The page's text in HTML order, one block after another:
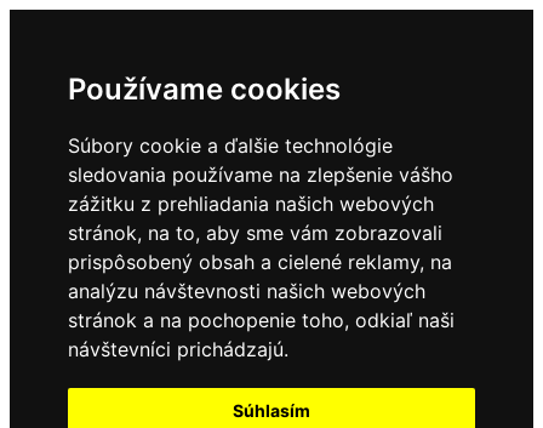
Používame cookies
Súbory cookie a ďalšie technológie
sledovania používame na zlepšenie vášho
zážitku z prehliadania našich webových
stránok, na to, aby sme vám zobrazovali
prispôsobený obsah a cielené reklamy, na
analýzu návštevnosti našich webových
stránok a na pochopenie toho, odkiaľ naši
návštevníci prichádzajú.
Súhlasím